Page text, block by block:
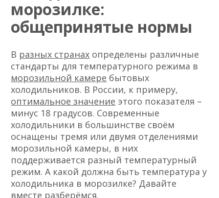
морозилке:
общепринятые нормы
В разных странах определены различные
стандарты для температурного режима в
морозильной камере бытовых
холодильников. В России, к примеру,
оптимальное значение этого показателя –
минус 18 градусов. Современные
холодильники в большинстве своём
оснащены тремя или двумя отделениями
морозильной камеры, в них
поддерживается разный температурный
режим. А какой должна быть температура у
холодильника в морозилке? Давайте
вместе разберёмся.